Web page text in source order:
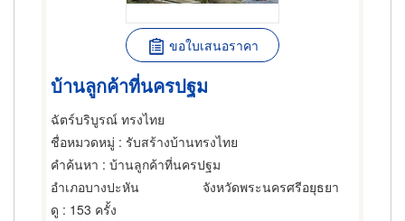
ขอใบเสนอราคา
บ้านลูกค้าที่นครปฐม
ฉัตร์บริบูรณ์ ทรงไทย
ชื่อหมวดหมู่ : รับสร้างบ้านทรงไทย
คำค้นหา : บ้านลูกค้าที่นครปฐม
อำเภอบางปะหัน
จังหวัดพระนครศรีอยุธยา
ดู : 153 ครั้ง